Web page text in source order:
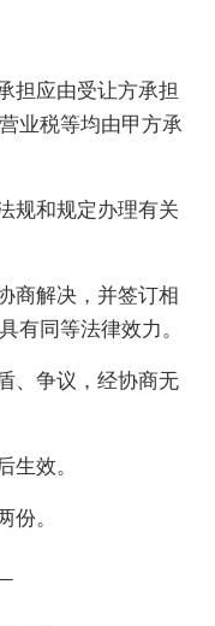
担应由受让方承担
业税等均由甲方承
规和规定办理有关
商解决，并签订相
有同等法律效力。
、争议，经协商无
生效。
份。